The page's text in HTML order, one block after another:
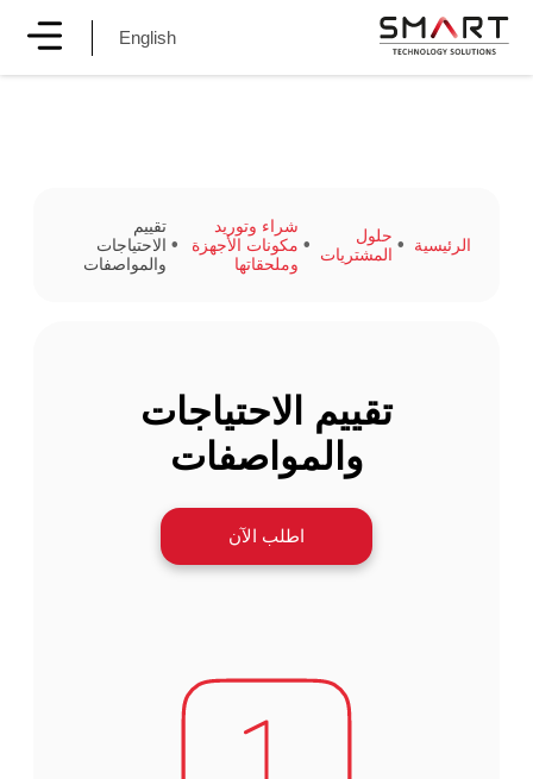
English
الرئيسية
حلول
المشتريات
شراء وتوريد
مكونات الأجهزة
وملحقاتها
تقييم
الاحتياجات
والمواصفات
تقييم الاحتياجات
والمواصفات
اطلب الآن